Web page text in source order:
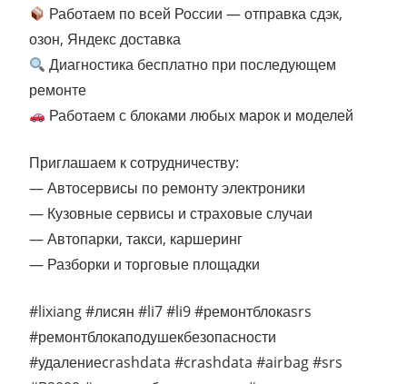
Работаем по всей России — отправка сдэк,
озон, Яндекс доставка
Диагностика бесплатно при последующем
ремонте
Работаем с блоками любых марок и моделей
Приглашаем к сотрудничеству:
— Автосервисы по ремонту электроники
— Кузовные сервисы и страховые случаи
— Автопарки, такси, каршеринг
— Разборки и торговые площадки
#lixiang #лисян #li7 #li9 #ремонтблокаsrs
#ремонтблокаподушекбезопасности
#удалениеcrashdata #crashdata #airbag #srs